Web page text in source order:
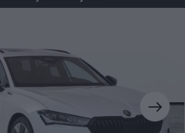
právne záruky.